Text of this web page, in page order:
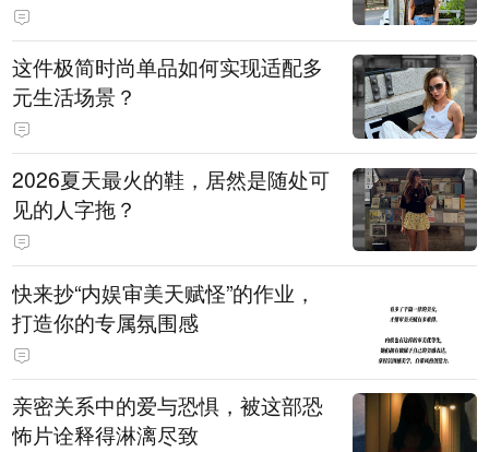
这件极简时尚单品如何实现适配多
元生活场景？
2026夏天最火的鞋，居然是随处可
见的人字拖？
快来抄“内娱审美天赋怪”的作业，
打造你的专属氛围感
亲密关系中的爱与恐惧，被这部恐
怖片诠释得淋漓尽致